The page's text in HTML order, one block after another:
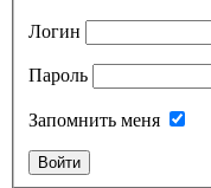
Логин
Пароль
Запомнить меня
Войти